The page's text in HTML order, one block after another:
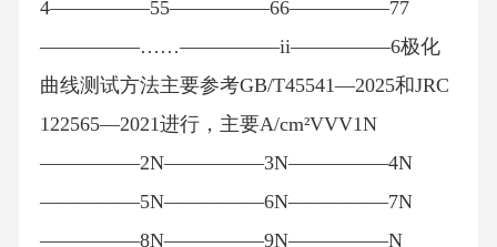
4—————55—————66—————77
—————……—————ii—————6极化
曲线测试方法主要参考GB/T45541—2025和JRC
122565—2021进行，主要A/cm²VVV1N
—————2N—————3N—————4N
—————5N—————6N—————7N
—————8N—————9N—————N